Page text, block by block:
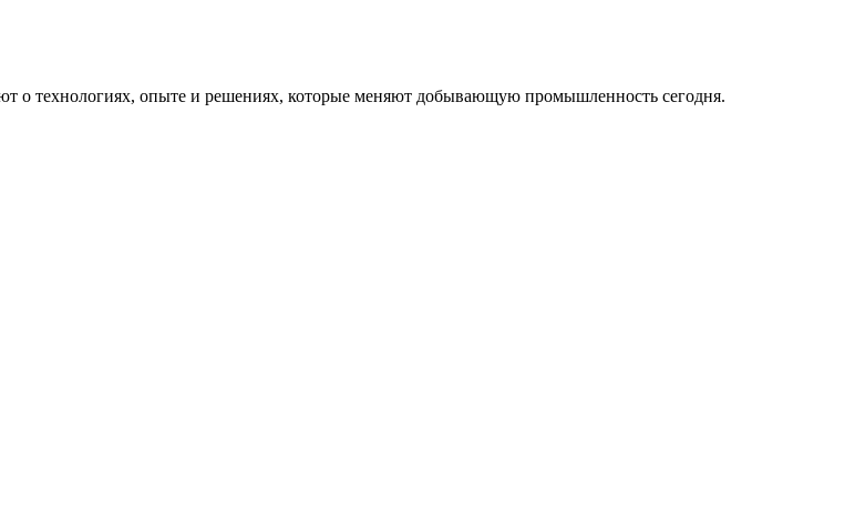
о технологиях, опыте и решениях, которые меняют добывающую промышленность сегодня.